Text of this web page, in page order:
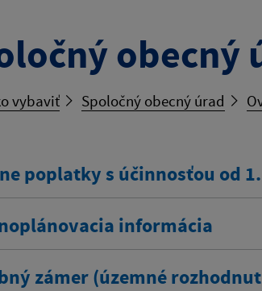
obecný
vybaviť Spoločný obecný úrad
poplatky s účinnosťou od
informácia
zámer (územné